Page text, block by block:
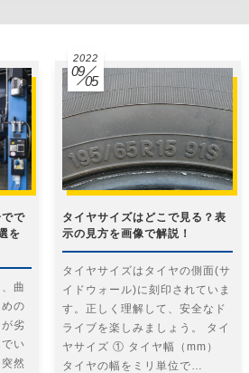
で
を
曲
の
劣
い
然
2022
09
05
タイヤサイズはどこで見る？表
示の見方を画像で解説！
タイヤサイズはタイヤの側面(サ
イドウォール)に刻印されていま
す。正しく理解して、安全なド
ライブを楽しみましょう。 タイ
ヤサイズ ① タイヤ幅（mm）
タイヤの幅をミリ単位で…